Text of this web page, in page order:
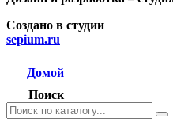
Создано в студии
sepium.ru
Домой
Поиск